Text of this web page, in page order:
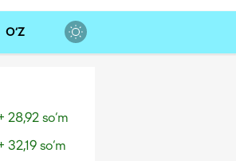
O‘Z
28,92 so‘m
32,19 so‘m